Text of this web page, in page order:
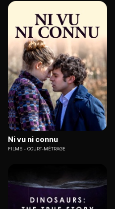
Ni vu ni connu
FILMS COURT-MÉTRAGE